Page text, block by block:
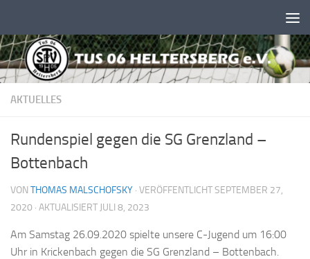
AKTUELLES
Rundenspiel gegen die SG Grenzland –
Bottenbach
VON THOMAS MALSCHOFSKY · VERÖFFENTLICHTSEPTEMBER 27,
2020 · AKTUALISIERT JULI 8, 2023
Am Samstag 26.09.2020 spielte unsere C-Jugend um 16:00
Uhr in Krickenbach gegen die SG Grenzland – Bottenbach.